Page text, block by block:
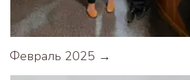
Февраль 2025 →